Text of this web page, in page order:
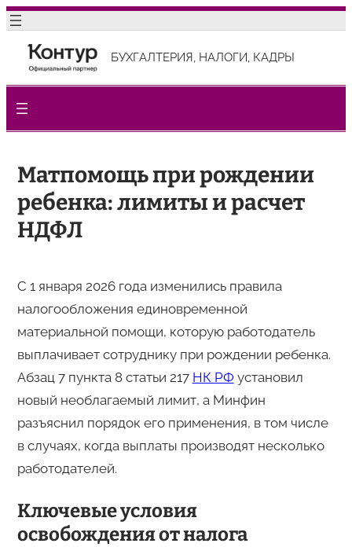
Перейти
содержимому
БУХГАЛТЕРИЯ, НАЛОГИ, КАДРЫ
Матпомощь при рождении
ребенка: лимиты и расчет
НДФЛ
С 1 января 2026 года изменились правила
налогообложения единовременной
материальной помощи, которую работодатель
выплачивает сотруднику при рождении ребенка.
Абзац 7 пункта 8 статьи 217 НК РФ установил
новый необлагаемый лимит, а Минфин
разъяснил порядок его применения, в том числе
в случаях, когда выплаты производят несколько
работодателей.
Ключевые условия
освобождения от налога